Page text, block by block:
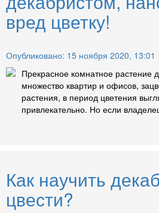
вред цветку!
Опубликовано: 15 ноября 2020, 13:01
Прекрасное комнатное растение
множество квартир и офисов,
растения, в период цветения
привлекательно. Но если
Как научить
цвести?